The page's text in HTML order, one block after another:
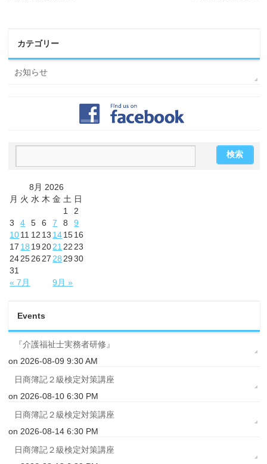
カテゴリー
お知らせ
8月 2026
月 火 水 木 金 土 日
« 7月 9月 »
1
2
3
4 5 6 7 8
9
1011 12 13 141516
17 18 19 2021 22 23
242526 27 28 29 30
31
Events
『介護福祉士実務者研修』
on 2026-08-09 9:30 AM
日商簿記２級検定対策講座
on 2026-08-10 6:30 PM
日商簿記２級検定対策講座
on 2026-08-14 6:30 PM
日商簿記２級検定対策講座